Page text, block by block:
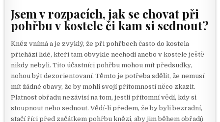
Jsem v rozpacích, jak se chovat při
pohřbu v kostele či kam si sednout?
Kněz vnímá a je zvyklý, že při pohřbech často do kostela
přichází lidé, kteří tam obvykle nechodí anebo v kostele ještě
nikdy nebyli. Tito účastníci pohřbu mohou mít předsudky,
nohou být dezorientovaní. Těmto je potřeba sdělit, že nemusí
mít žádné obavy, že by mohli svojí přítomností něco zkazit.
Platnost obřadu nezávisí na tom, jestli přítomní vědí, kdy si
stoupnout nebo sednout. Vědí-li předem, že by byli bezradní,
stačí říci před začátkem pohřbu knězi, aby jim během obřadů